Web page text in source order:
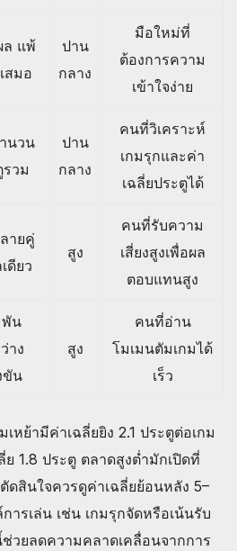
ล แพ้
สมอ
ปาน
กลาง
มือใหม่ที่
ต้องการความ
เข้าใจง่าย
นวน
วม
ปาน
กลาง
คนที่วิเคราะห์
เกมรุกและค่า
เฉลี่ยประตูได้
ายคู่
ดียว
สูง
คนที่รับความ
เสี่ยงสูงเพื่อผล
ตอบแทนสูง
พัน
าง
ขัน
สูง
คนที่อ่าน
โมเมนตัมเกมได้
เร็ว
หย้ามีค่าเฉลี่ยยิง 2.1 ประตูต่อเกม
ย 1.8 ประตู ตลาดสูงต่ำมักเปิดที่
ดสินใจควรดูค่าเฉลี่ยย้อนหลัง 5–
ารเล่น เช่น เกมรุกจัดหรือเน้นรับ
วยลดความคลาดเคลื่อนจากการ